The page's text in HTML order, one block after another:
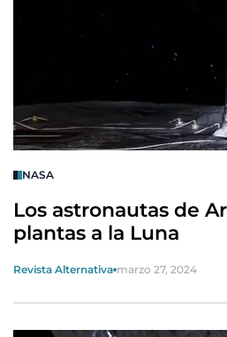
NASA
Los astronautas de
plantas a la Luna
Revista Alternativa marzo 27, 2024